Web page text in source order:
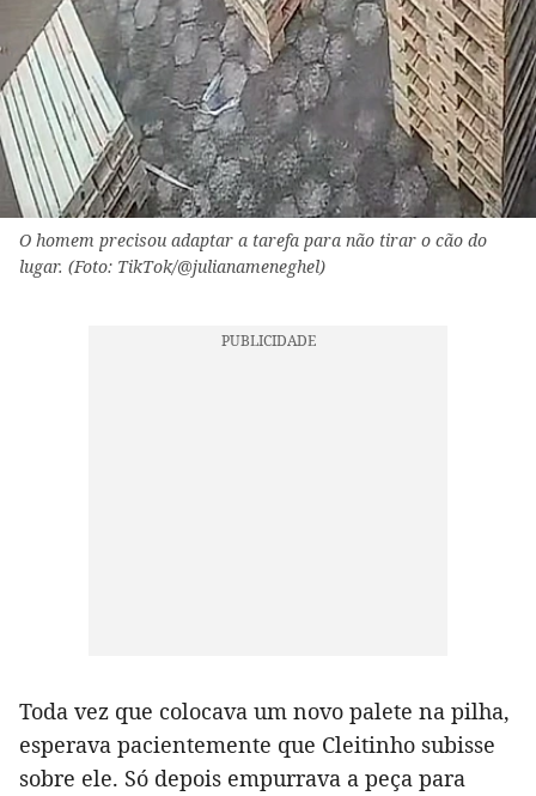
O homem precisou adaptar a tarefa para não tirar o cão do
lugar. (Foto: TikTok/@julianameneghel)
Toda vez que colocava um novo palete na pilha,
esperava pacientemente que Cleitinho subisse
sobre ele. Só depois empurrava a peça para